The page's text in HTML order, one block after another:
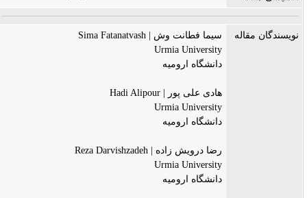
نویسندگان مقاله
سیما فطانت وش | Sima Fatanatvash
Urmia University
دانشگاه ارومیه
هادی علی پور | Hadi Alipour
Urmia University
دانشگاه ارومیه
رضا درویش زاده | Reza Darvishzadeh
Urmia University
دانشگاه ارومیه